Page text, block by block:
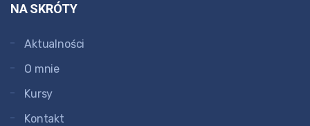
NA SKRÓTY
Aktualności
O mnie
Kursy
Kontakt